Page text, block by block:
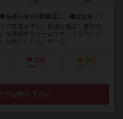
を走らせろ! 鉄道王に、俺はなる！！
ア鉄道を中心に鉄道を建設し勝利点
を獲得するゲームです。７ラウンド
が終了したら、ゲーム...
149
お気に入り
261
持ってる
でお待ち下さい